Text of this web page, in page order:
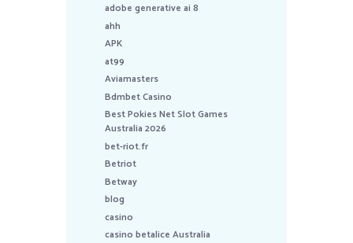
adobe generative ai 8
ahh
APK
at99
Aviamasters
Bdmbet Casino
Best Pokies Net Slot Games
Australia 2026
bet-riot.fr
Betriot
Betway
blog
casino
casino betalice Australia